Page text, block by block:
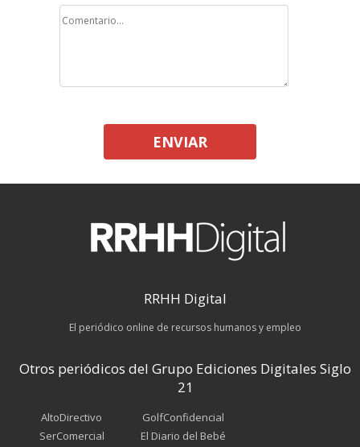
ENVIAR
RRHH Digital
El periódico online de recursos humanos y empleo
Otros periódicos del Grupo Ediciones Digitales Siglo
21
AltoDirectivo
SerComercial
GolfConfidencial
El Diario del Bebé